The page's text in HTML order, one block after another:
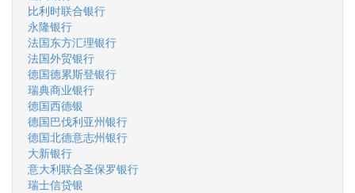
比利时联合银行
永隆银行
法国东方汇理银行
法国外贸银行
德国德累斯登银行
瑞典商业银行
德国西德银
德国巴伐利亚州银行
德国北德意志州银行
大新银行
意大利联合圣保罗银行
瑞士信贷银